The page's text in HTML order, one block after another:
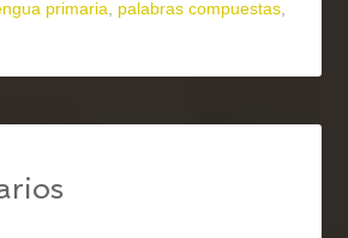
primaria palabras compuestas